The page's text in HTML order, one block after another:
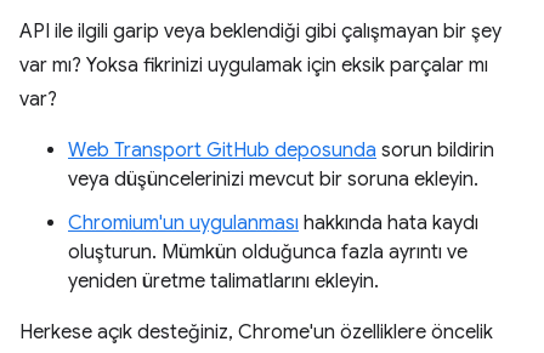
API ile ilgili garip veya beklendiği gibi çalışmayan bir şey
var mı? Yoksa fikrinizi uygulamak için eksik parçalar mı
var?
Web Transport GitHub deposunda sorun bildirin
veya düşüncelerinizi mevcut bir soruna ekleyin.
Chromium'un uygulanması hakkında hata kaydı
oluşturun. Mümkün olduğunca fazla ayrıntı ve
yeniden üretme talimatlarını ekleyin.
Herkese açık desteğiniz, Chrome'un özelliklere öncelik